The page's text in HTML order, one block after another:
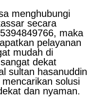
menghubungi
secara
maka
pelayanan
mudah di
dekat
sultan hasanuddin
solusi
dan nyaman.